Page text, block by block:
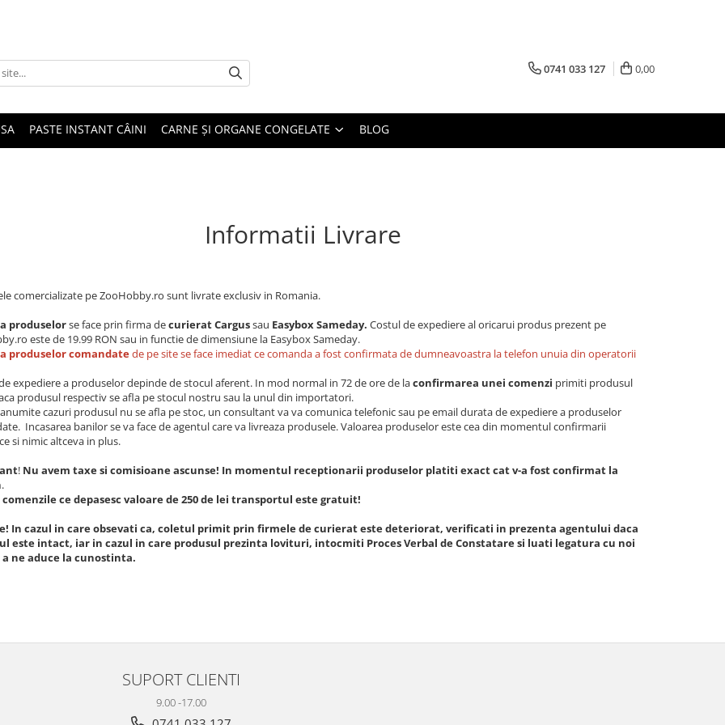
0741 033 127 0,00
PASTE INSTANT CÂINI CARNE ȘI ORGANE CONGELATE BLOG
Informatii Livrare
comercializate pe ZooHobby.ro sunt livrate exclusiv in Romania.
produselorse face prin firma decurierat Cargussau Easybox Sameday. Costul de expediere al oricarui produs prezent pe
este de 19.99 RON sau in functie de dimensiune la Easybox Sameday.
produselor comandatede pe site se face imediat ce comanda a fost confirmata de dumneavoastra la telefon unuia din operatorii
expediere a produselor depinde de stocul aferent. In mod normal in 72 de ore de laconfirmarea unei comenzi primiti produsul
produsul respectiv se afla pe stocul nostru sau la unul din importatori.
cazuri produsul nu se afla pe stoc, un consultant va va comunica telefonic sau pe email durata de expediere a produselor
Incasarea banilor se va face de agentul care va livreaza produsele. Valoarea produselor este cea din momentul confirmarii
si nimic altceva in plus.
! Nu avem taxe si comisioane ascunse! In momentul receptionarii produselor platiti exact cat v-a fost confirmat la
.
ce depasesc valoare de 250 de lei transportul este gratuit!
In cazul in care obsevati ca, coletul primit prin firmele de curierat este deteriorat, verificati in prezenta agentului daca
este intact, iar in cazul in care produsul prezinta lovituri, intocmiti Proces Verbal de Constatare si luati legatura cu noi
ne aduce la cunostinta.
SUPORT CLIENTI
9.00 -17.00